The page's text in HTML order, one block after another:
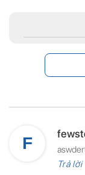
F
Trả lời